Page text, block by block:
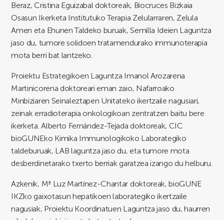
Beraz, Cristina Eguizabal doktoreak, Biocruces Bizkaia
Osasun Ikerketa Institutuko Terapia Zelularraren, Zelula
Amen eta Ehunen Taldeko buruak, Semilla Ideien Laguntza
jaso du, tumore solidoen tratamendurako immunoterapia
mota berri bat lantzeko.
Proiektu Estrategikoen Laguntza Imanol Arozarena
Martinicorena doktoreari eman zaio, Nafarroako
Minbiziaren Seinaleztapen Unitateko ikertzaile nagusiari,
zeinak erradioterapia onkologikoan zentratzen baitu bere
ikerketa. Alberto Fernández-Tejada doktoreak, CIC
bioGUNEko Kimika Immunologikoko Laborategiko
taldeburuak, LAB laguntza jaso du, eta tumore mota
desberdinetarako txerto berriak garatzea izango du helburu.
Azkenik, Mª Luz Martínez-Chantar doktoreak, bioGUNE
IKZko gaixotasun hepatikoen laborategiko ikertzaile
nagusiak, Proiektu Koordinatuen Laguntza jaso du, haurren